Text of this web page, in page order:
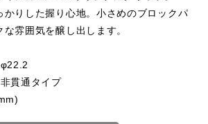
かりした握り心地。小さめのブロックパ
雰囲気を醸し出します。
貫通タイプ